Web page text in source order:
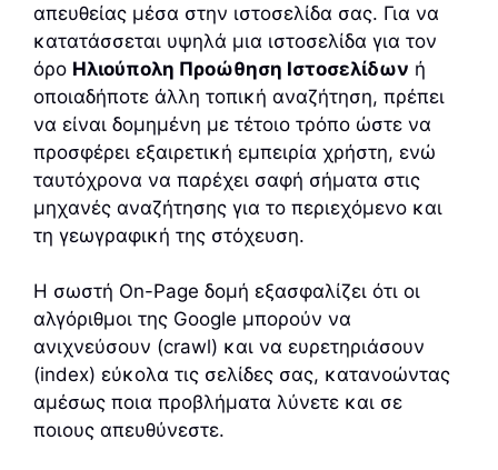
απευθείας μέσα στην ιστοσελίδα σας. Για να
κατατάσσεται υψηλά μια ιστοσελίδα για τον
όρο Ηλιούπολη Προώθηση Ιστοσελίδων ή
οποιαδήποτε άλλη τοπική αναζήτηση, πρέπει
να είναι δομημένη με τέτοιο τρόπο ώστε να
προσφέρει εξαιρετική εμπειρία χρήστη, ενώ
ταυτόχρονα να παρέχει σαφή σήματα στις
μηχανές αναζήτησης για το περιεχόμενο και
τη γεωγραφική της στόχευση.
Η σωστή On-Page δομή εξασφαλίζει ότι οι
αλγόριθμοι της Google μπορούν να
ανιχνεύσουν (crawl) και να ευρετηριάσουν
(index) εύκολα τις σελίδες σας, κατανοώντας
αμέσως ποια προβλήματα λύνετε και σε
ποιους απευθύνεστε.